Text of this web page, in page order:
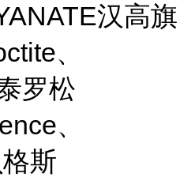
汉高旗
、
罗松
、
斯